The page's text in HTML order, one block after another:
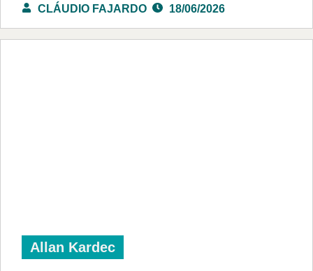
CLÁUDIO FAJARDO 18/06/2026
Allan Kardec